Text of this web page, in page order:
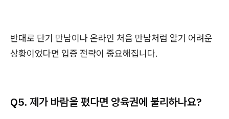
반대로 단기 만남이나 온라인 처음 만남처럼 알기 어려운
상황이었다면 입증 전략이 중요해집니다.
Q5. 제가 바람을 폈다면 양육권에 불리하나요?